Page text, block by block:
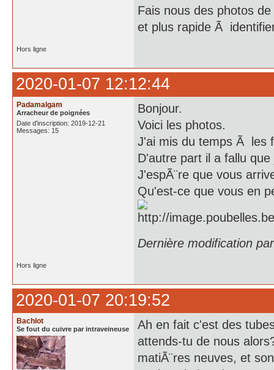
Fais nous des photos
et plus rapide Ã
Hors ligne
2020-01-07 12:12:44
Padamalgam
Arracheur de poignées
Date d'inscription: 2019-12-21
Messages: 15
Bonjour.
Voici les photos.
J'ai mis du temps Ã les
D'autre part il a fallu
J'espÃ¨re que vous
Qu'est-ce que vous en
Dernière modification
Hors ligne
2020-01-07 20:19:52
Bachlot
Se fout du cuivre par intraveineuse
Ah en fait c'est des
attends-tu de nous
matiÃ¨res neuves, et